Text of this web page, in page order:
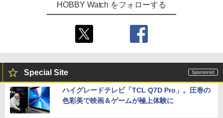
HOBBY Watch をフォローする
Special Site
ハイグレードテレビ「TCL Q7D Pro」。圧巻の
色彩美で映画＆ゲームが極上体験に